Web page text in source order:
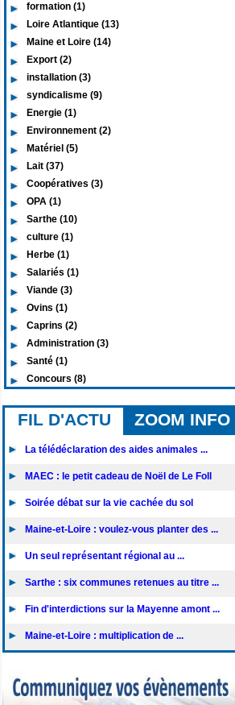
formation (1)
Loire Atlantique (13)
Maine et Loire (14)
Export (2)
installation (3)
syndicalisme (9)
Energie (1)
Environnement (2)
Matériel (5)
Lait (37)
Coopératives (3)
OPA (1)
Sarthe (10)
culture (1)
Herbe (1)
Salariés (1)
Viande (3)
Ovins (1)
Caprins (2)
Administration (3)
Santé (1)
Concours (8)
FIL D'ACTU ZOOM INFO
La télédéclaration des aides animales ...
MAEC : le petit cadeau de Noël de Le Foll
Soirée débat sur la vie cachée du sol
Maine-et-Loire : voulez-vous planter des ...
Un seul représentant régional au ...
Sarthe : six communes retenues au titre ...
Fin d'interdictions sur la Mayenne amont ...
Maine-et-Loire : multiplication de ...